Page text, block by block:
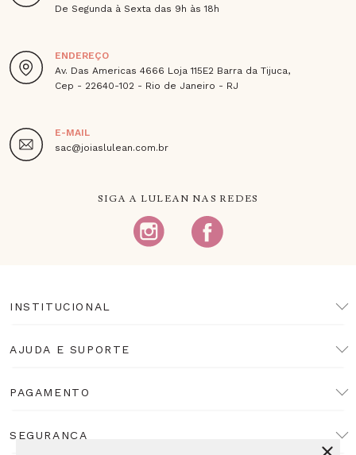
De Segunda à Sexta das 9h às 18h
ENDEREÇO
Av. Das Americas 4666 Loja 115E2 Barra da Tijuca,
Cep - 22640-102 - Rio de Janeiro - RJ
E-MAIL
sac@joiaslulean.com.br
SIGA A LULEAN NAS REDES
INSTITUCIONAL
AJUDA E SUPORTE
PAGAMENTO
SEGURANÇA